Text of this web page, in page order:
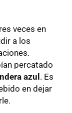
veces en
a los
percatado
azul . Es
en dejar